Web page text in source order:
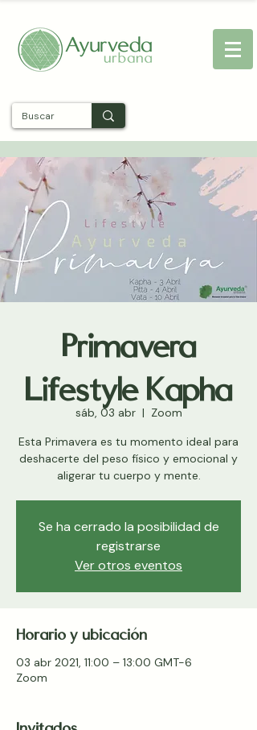
Primavera
Lifestyle Kapha
sáb, 03 abr
  |
Zoom
Esta Primavera es tu momento ideal para
deshacerte del peso físico y emocional y
aligerar tu cuerpo y mente.
Se ha cerrado la posibilidad de
registrarse
Ver otros eventos
Horario y ubicación
03 abr 2021, 11:00 – 13:00 GMT-6
Zoom
Invitados